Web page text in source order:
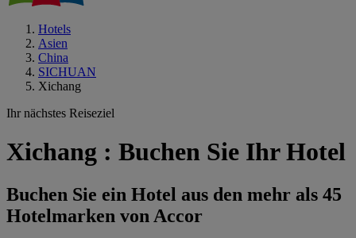
Hotels
Asien
China
SICHUAN
Xichang
Ihr nächstes Reiseziel
Xichang : Buchen Sie Ihr Hotel
Buchen Sie ein Hotel aus den mehr als 45
Hotelmarken von Accor